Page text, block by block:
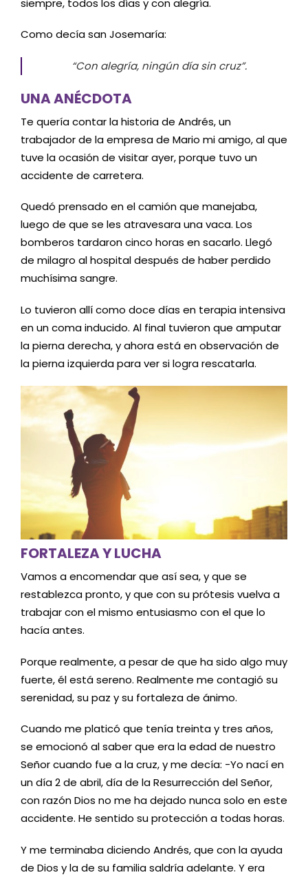
Como decía san Josemaría:
“Con alegría, ningún día sin cruz”.
UNA ANÉCDOTA
Te quería contar la historia de Andrés, un
trabajador de la empresa de Mario mi amigo, al que
tuve la ocasión de visitar ayer, porque tuvo un
accidente de carretera.
Quedó prensado en el camión que manejaba,
luego de que se les atravesara una vaca. Los
bomberos tardaron cinco horas en sacarlo. Llegó
de milagro al hospital después de haber perdido
muchísima sangre.
Lo tuvieron allí como doce días en terapia intensiva
en un coma inducido. Al final tuvieron que amputar
la pierna derecha, y ahora está en observación de
la pierna izquierda para ver si logra rescatarla.
FORTALEZA Y LUCHA
Vamos a encomendar que así sea, y que se
restablezca pronto, y que con su prótesis vuelva a
trabajar con el mismo entusiasmo con el que lo
hacía antes.
Porque realmente, a pesar de que ha sido algo muy
fuerte, él está sereno. Realmente me contagió su
serenidad, su paz y su fortaleza de ánimo.
Cuando me platicó que tenía treinta y tres años,
se emocionó al saber que era la edad de nuestro
Señor cuando fue a la cruz, y me decía: -Yo nací en
un día 2 de abril, día de la Resurrección del Señor,
con razón Dios no me ha dejado nunca solo en este
accidente. He sentido su protección a todas horas.
Y me terminaba diciendo Andrés, que con la ayuda
de Dios y la de su familia saldría adelante. Y era